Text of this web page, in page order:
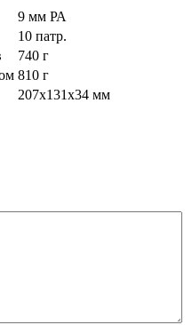
9 мм РА
10 патр.
740 г
810 г
207х131х34 мм